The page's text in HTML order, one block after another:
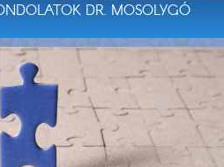
DR. MOSOLYGÓ